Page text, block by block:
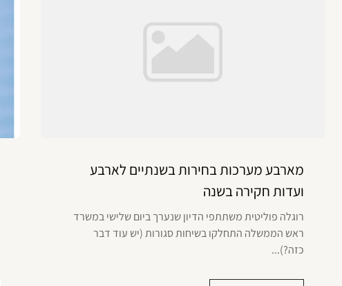
מארבע מערכות בחירות בשנתיים לארבע
ועדות חקירה בשנה
רוגלה פוליטית משתתפי הדיון שנערך ביום שלישי במשרד
ראש הממשלה התחלקו בשיחות סגורות (יש עוד דבר
כזה?)...